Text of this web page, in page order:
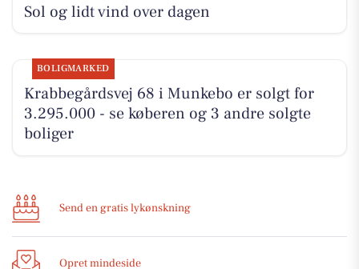
Sol og lidt vind over dagen
BOLIGMARKED
Krabbegårdsvej 68 i Munkebo er solgt for
3.295.000 - se køberen og 3 andre solgte
boliger
Send en gratis lykønskning
Opret mindeside